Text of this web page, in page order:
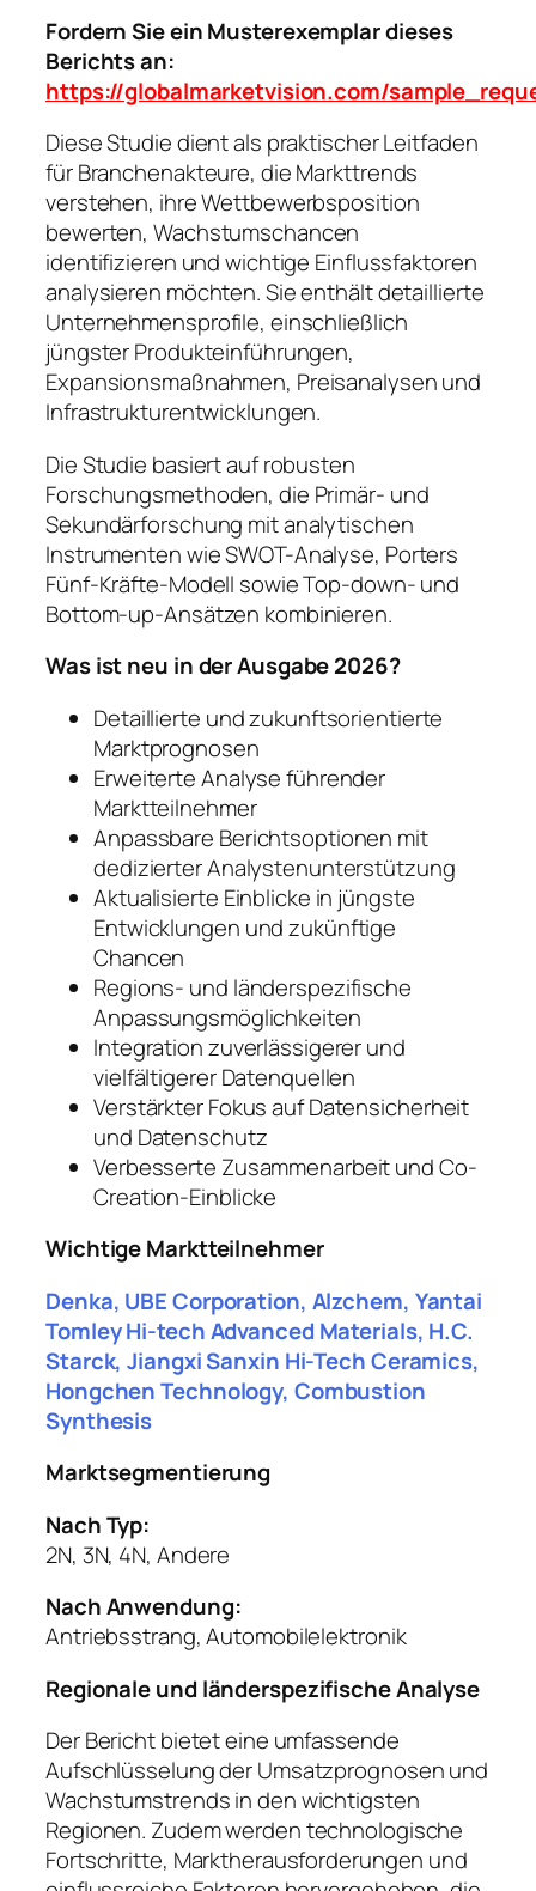
Fordern Sie ein Musterexemplar dieses
Berichts an:
https://globalmarketvision.com/
Diese Studie dient als praktischer Leitfaden
für Branchenakteure, die Markttrends
verstehen, ihre Wettbewerbsposition
bewerten, Wachstumschancen
identifizieren und wichtige Einflussfaktoren
analysieren möchten. Sie enthält detaillierte
Unternehmensprofile, einschließlich
jüngster Produkteinführungen,
Expansionsmaßnahmen, Preisanalysen und
Infrastrukturentwicklungen.
Die Studie basiert auf robusten
Forschungsmethoden, die Primär- und
Sekundärforschung mit analytischen
Instrumenten wie SWOT-Analyse, Porters
Fünf-Kräfte-Modell sowie Top-down- und
Bottom-up-Ansätzen kombinieren.
Was ist neu in der Ausgabe 2026?
Detaillierte und zukunftsorientierte
Marktprognosen
Erweiterte Analyse führender
Marktteilnehmer
Anpassbare Berichtsoptionen mit
dedizierter Analystenunterstützung
Aktualisierte Einblicke in jüngste
Entwicklungen und zukünftige
Chancen
Regions- und länderspezifische
Anpassungsmöglichkeiten
Integration zuverlässigerer und
vielfältigerer Datenquellen
Verstärkter Fokus auf Datensicherheit
und Datenschutz
Verbesserte Zusammenarbeit und Co-
Creation-Einblicke
Wichtige Marktteilnehmer
Denka, UBE Corporation, Alzchem, Yantai
Tomley Hi-tech Advanced Materials, H.C.
Starck, Jiangxi Sanxin Hi-Tech Ceramics,
Hongchen Technology, Combustion
Synthesis
Marktsegmentierung
Nach Typ:
2N, 3N, 4N, Andere
Nach Anwendung:
Antriebsstrang, Automobilelektronik
Regionale und länderspezifische Analyse
Der Bericht bietet eine umfassende
Aufschlüsselung der Umsatzprognosen und
Wachstumstrends in den wichtigsten
Regionen. Zudem werden technologische
Fortschritte, Marktherausforderungen und